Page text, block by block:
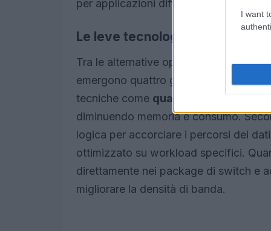
I want
per applicazioni diffuse come chatbot,
Le leve tecnologiche che
Tra le alternative operative e
emergono quattro gruppi di interventi.
tecniche come quantizzazionee
diminuendo memoria e consumo.
logica per accorciare i percorsi dei
ottimizzato su workload specifici.
direttamente nei package di switch e
migliorare la densità di banda.